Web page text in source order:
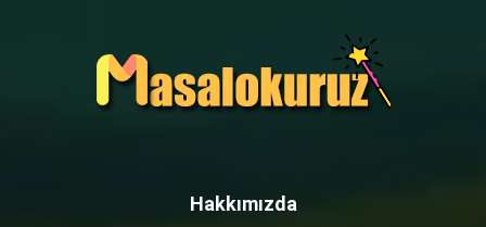
Hakkımızda